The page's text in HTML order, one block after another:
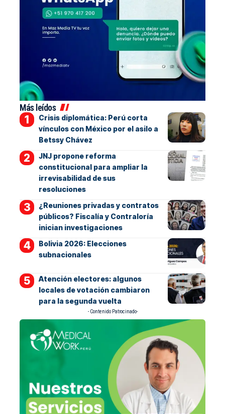
Más leídos
Crisis diplomática: Perú corta
vínculos con México por el asilo a
Betssy Chávez
JNJ propone reforma
constitucional para ampliar la
irrevisabilidad de sus
resoluciones
¿Reuniones privadas y contratos
públicos? Fiscalía y Contraloría
inician investigaciones
Bolivia 2026: Elecciones
subnacionales
Atención electores: algunos
locales de votación cambiaron
para la segunda vuelta
- Contenido Patrocinado-